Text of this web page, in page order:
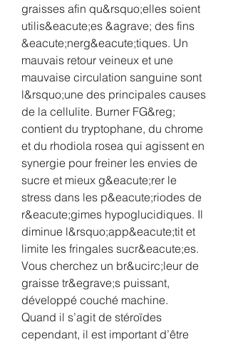
graisses afin qu&rsquo;elles soient
utilis&eacute;es &agrave; des fins
&eacute;nerg&eacute;tiques. Un
mauvais retour veineux et une
mauvaise circulation sanguine sont
l&rsquo;une des principales causes
de la cellulite. Burner FG&reg;
contient du tryptophane, du chrome
et du rhodiola rosea qui agissent en
synergie pour freiner les envies de
sucre et mieux g&eacute;rer le
stress dans les p&eacute;riodes de
r&eacute;gimes hypoglucidiques. Il
diminue l&rsquo;app&eacute;tit et
limite les fringales sucr&eacute;es.
Vous cherchez un br&ucirc;leur de
graisse tr&egrave;s puissant,
développé couché machine.
Quand il s’agit de stéroïdes
cependant, il est important d’être